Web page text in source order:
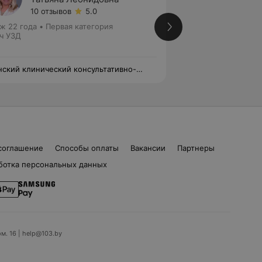
10 отзывов
5.0
22 года • Первая категория
УЗД
клинический консультативно-
Способы оплаты Вакансии
Партнеры
персональных данных
16 | help@103.by